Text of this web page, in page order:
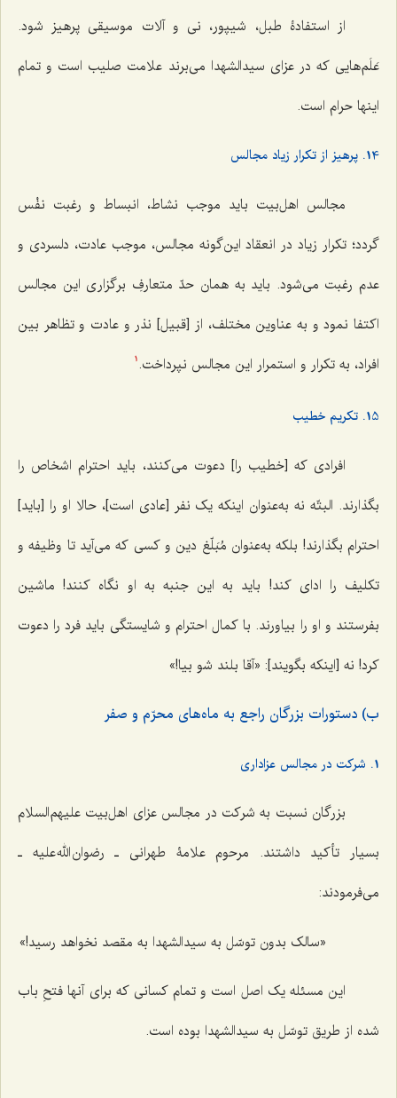
از استفادۀ طبل، شیپور، نی و آلات موسیقی پرهیز شود.
عَلَم‌هایی که در عزای سیدالشهدا می‌برند علامت صلیب است و تمام
اینها حرام است.
14. پرهیز از تکرار زیاد مجالس
مجالس اهل‌بیت باید موجب نشاط، انبساط و رغبت نفْس
گردد؛ تکرار زیاد در انعقاد این‌گونه مجالس، موجب عادت، دلسردی و
عدم رغبت می‌شود. باید به همان حدّ متعارفِ برگزاری این مجالس
اکتفا نمود و به عناوین مختلف، از [قبیل] نذر و عادت و تظاهر بین
افراد، به تکرار و استمرار این مجالس نپرداخت. 1
15. تکریم خطیب
افرادی که [خطیب را] دعوت می‌کنند، باید احترام اشخاص را
بگذارند. البتّه نه به‌عنوان اینکه یک نفر [عادی است]، حالا او را [باید]
احترام بگذارند! بلکه به‌عنوان مُبَلّغ دین و کسی که می‌آید تا وظیفه و
تکلیف را ادای کند! باید به این جنبه به او نگاه کنند! ماشین
بفرستند و او را بیاورند. با کمال احترام و شایستگی باید فرد را دعوت
کرد! نه [اینکه بگویند]: «آقا بلند شو بیا!»
ب) دستورات بزرگان راجع به ماه‌های محرّم و صفر
1. شرکت در مجالس عزاداری
بزرگان نسبت به شرکت در مجالس عزای اهل‌بیت علیهم‌السلام
بسیار تأکید داشتند. مرحوم علامۀ طهرانی ـ رضوان الله علیه ـ
می‌فرمودند:
«سالک بدون توسّل به سیدالشهدا به مقصد نخواهد رسید!»
این مسئله یک اصل است و تمام کسانی که برای آنها فتحِ باب
شده از طریق توسّل به سیدالشهدا بوده است.